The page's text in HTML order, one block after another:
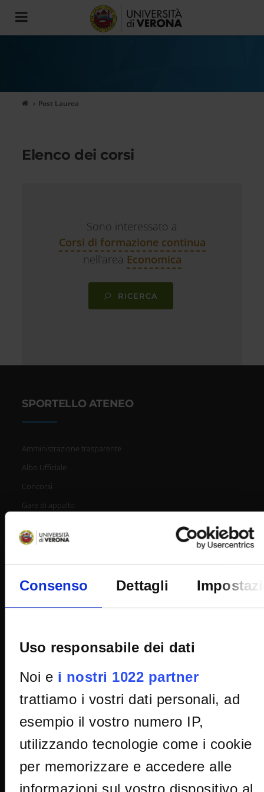
Consenso Dettagli
Uso responsabile dei dati
Noi e i nostri 1022 partner
trattiamo i vostri dati personali, ad
esempio il vostro numero IP,
utilizzando tecnologie come i cookie
per memorizzare e accedere alle
informazioni sul vostro dispositivo al
Toggle
navigation
Post Laurea
Elenco dei corsi
Sono interessato a
Corsi di formazione continua
nell'area Economica
RICERCA
SPORTELLO ATENEO
Amministrazione trasparente
Albo Ufficiale
Concorsi
Gare di appalto
Note legali
Privacy
Cookie
Firma Elettronica Avanzata
SPID
Accessibilità
CONTATTI
URP - Ufficio Relazioni con il pubblico